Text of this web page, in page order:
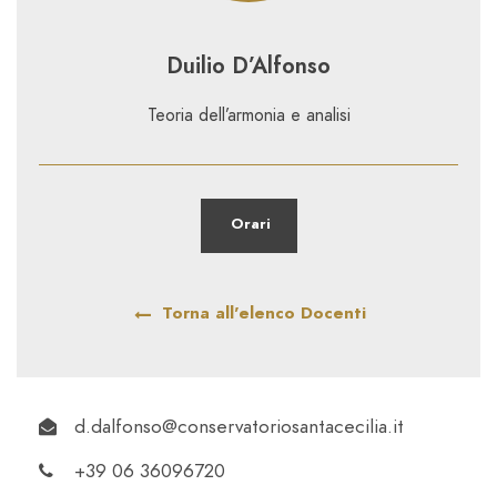
Duilio D’Alfonso
Teoria dell’armonia e analisi
Orari
Torna all'elenco Docenti
d.dalfonso@conservatoriosantacecilia.it
+39 06 36096720